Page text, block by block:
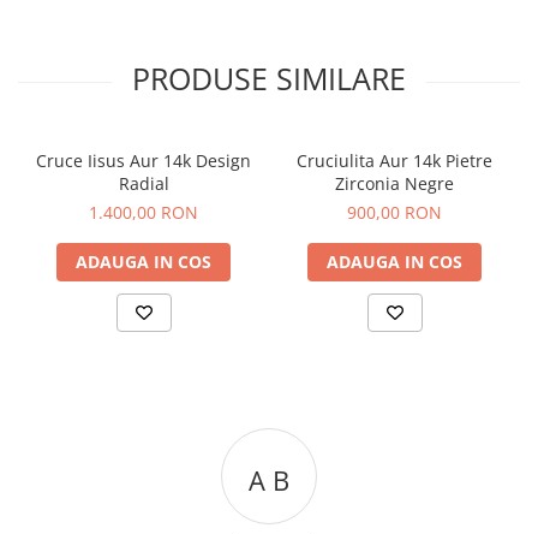
PRODUSE SIMILARE
Cruce Iisus Aur 14k Design
Radial
1.400,00 RON
ADAUGA IN COS
Cruciulita Aur 14k Pietre
Zirconia Negre
900,00 RON
ADAUGA IN COS